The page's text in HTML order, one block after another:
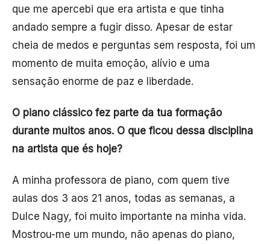
que me apercebi que era artista e que tinha
andado sempre a fugir disso. Apesar de estar
cheia de medos e perguntas sem resposta, foi um
momento de muita emoção, alívio e uma
sensação enorme de paz e liberdade.
O piano clássico fez parte da tua formação
durante muitos anos. O que ficou dessa disciplina
na artista que és hoje?
A minha professora de piano, com quem tive
aulas dos 3 aos 21 anos, todas as semanas, a
Dulce Nagy, foi muito importante na minha vida.
Mostrou-me um mundo, não apenas do piano,